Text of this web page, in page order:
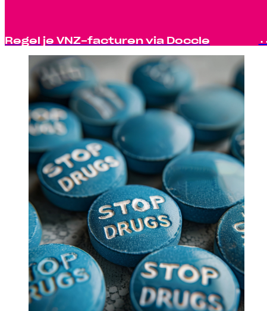
Regel je VNZ-facturen via Doccle